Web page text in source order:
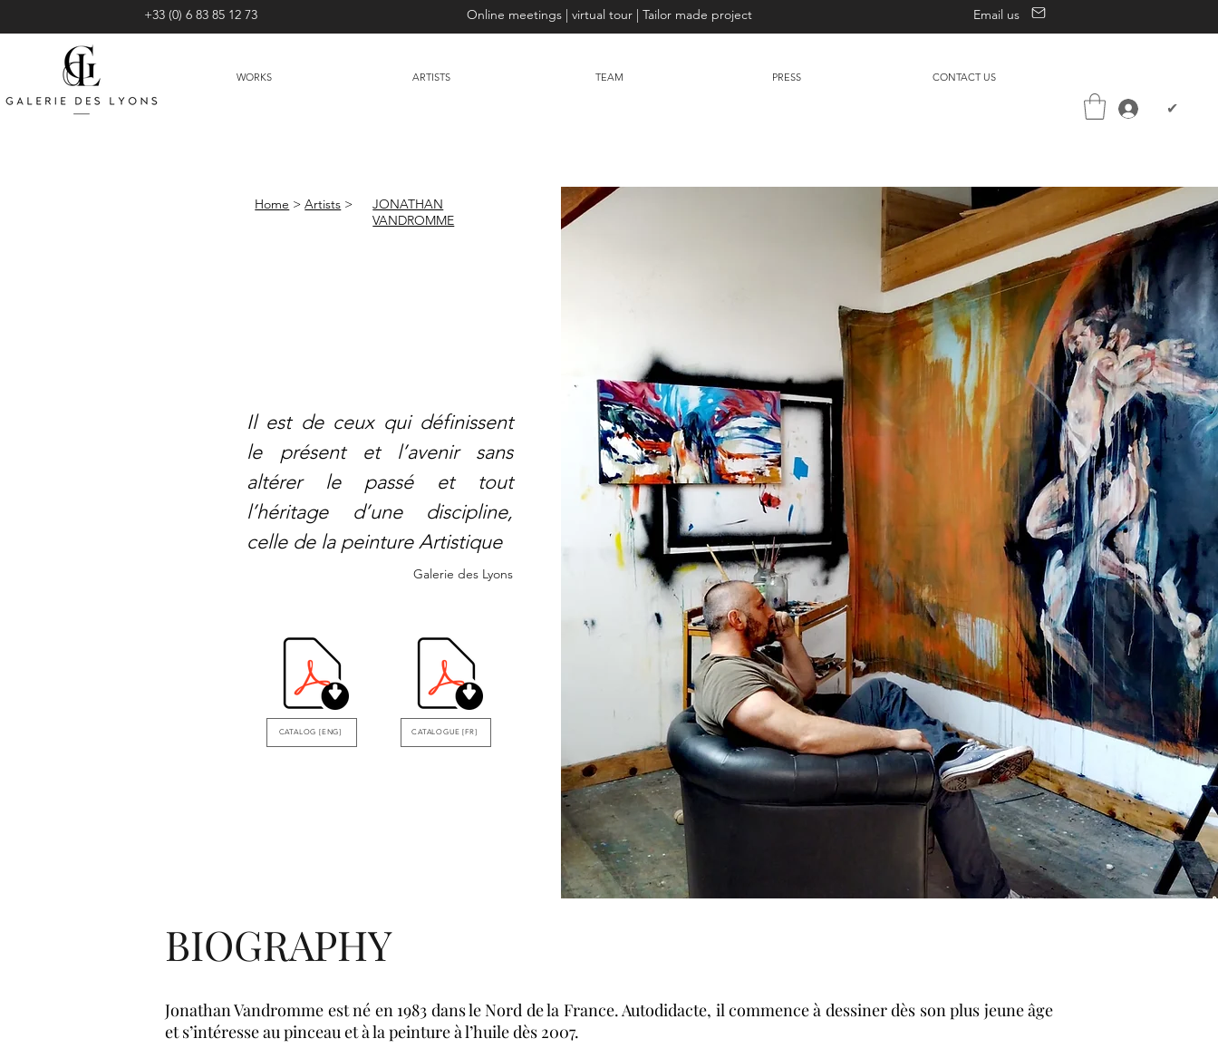
+33 (0) 6 83 85 12 73 Online meetings | virtual tour | Tailor made project Email us
WORKS ARTISTS TEAM PRESS CONTACT US
✔
Home >Artists >
JONATHAN
VANDROMME
Il est de ceux qui définissent
le présent et l’avenir sans
altérer le passé et tout
l’héritage d’une discipline,
celle de la peinture Artistique
Galerie des Lyons
CATALOG [ENG] CATALOGUE [FR]
BIOGRAPHY
Jonathan Vandromme est né en 1983 dans le Nord de la France. Autodidacte, il commence à dessiner dès son plus jeune âge
et s’intéresse au pinceau et à la peinture à l’huile dès 2007.